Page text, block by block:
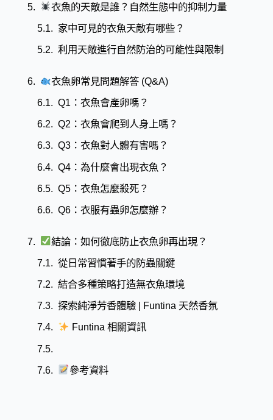
衣魚的天敵是誰？自然生態中的抑制力量
家中可見的衣魚天敵有哪些？
利用天敵進行自然防治的可能性與限制
衣魚卵常見問題解答 (Q&A)
Q1：衣魚會產卵嗎？​
Q2：衣魚會爬到人身上嗎？​
Q3：衣魚對人體有害嗎？​
Q4：為什麼會出現衣魚？​
Q5：衣魚怎麼殺死？​
Q6：衣服有蟲卵怎麼辦？​
結論：如何徹底防止衣魚卵再出現？
從日常習慣著手的防蟲關鍵
結合多種策略打造無衣魚環境
探索純淨芳香體驗 | Funtina 天然香氛
Funtina 相關資訊
參考資料